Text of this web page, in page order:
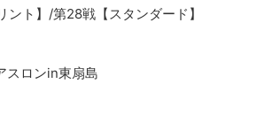
ント】/第28戦【スタンダード】
スロンin東扇島